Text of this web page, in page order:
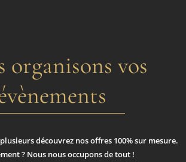
organisons vos
découvrez nos offres 100% sur mesure.
? Nous nous occupons de tout !